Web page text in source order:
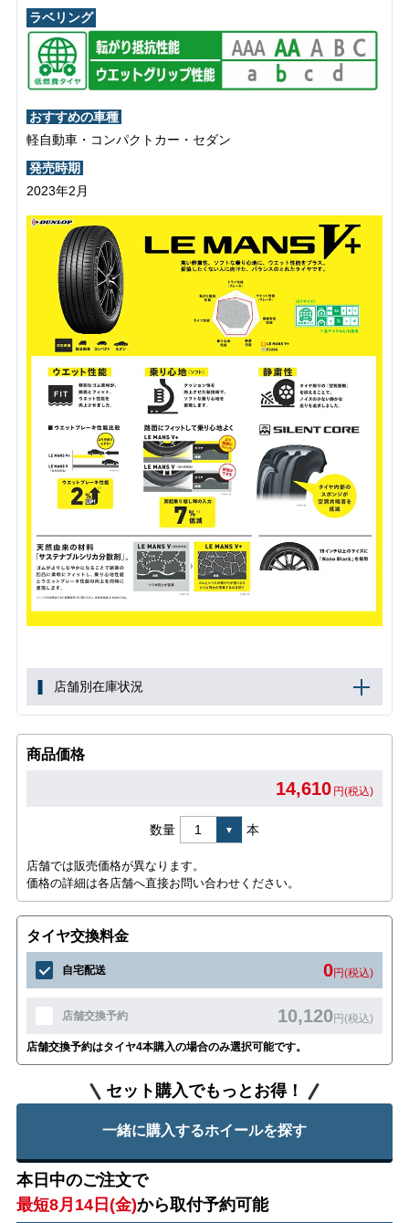
ラベリング
おすすめの車種
軽自動車・コンパクトカー・セダン
発売時期
2023年2月
店舗別在庫状況
商品価格
14,610 円(税込)
数量 本
店舗では販売価格が異なります。
価格の詳細は各店舗へ直接お問い合わせください。
タイヤ交換料金
自宅配送 0円(税込)
店舗交換予約 10,120円(税込)
店舗交換予約はタイヤ4本購入の場合のみ選択可能です。
セット購入でもっとお得！
一緒に購入するホイールを探す
本日中のご注文で
最短8月14日(金)から取付予約可能